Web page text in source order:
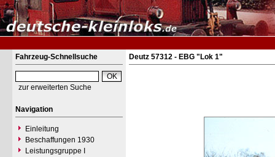
Fahrzeug-Schnellsuche
zur erweiterten Suche
Navigation
Einleitung
Beschaffungen 1930
Leistungsgruppe I
Deutz 57312 - EBG "Lok 1"